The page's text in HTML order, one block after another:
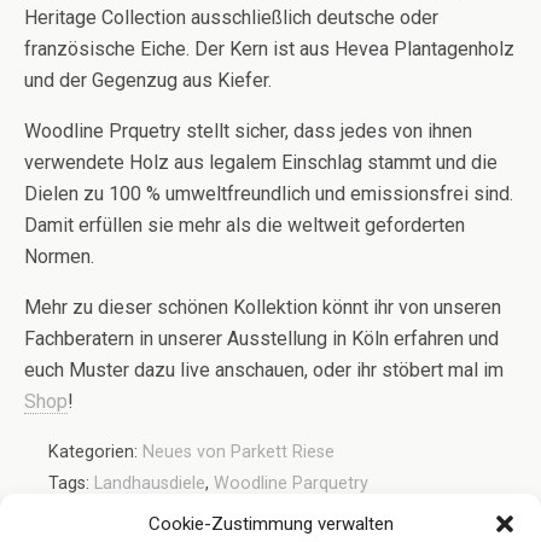
Cookie-Zustimmung verwalten
Heritage Collection ausschließlich deutsche oder
französische Eiche. Der Kern ist aus Hevea Plantagenholz
und der Gegenzug aus Kiefer.
Woodline Prquetry stellt sicher, dass jedes von ihnen
verwendete Holz aus legalem Einschlag stammt und die
Dielen zu 100 % umweltfreundlich und emissionsfrei sind.
Damit erfüllen sie mehr als die weltweit geforderten
Normen.
Mehr zu dieser schönen Kollektion könnt ihr von unseren
Fachberatern in unserer Ausstellung in Köln erfahren und
euch Muster dazu live anschauen, oder ihr stöbert mal im
Shop!
Kategorien: Neues von Parkett Riese
Tags: Landhausdiele, Woodline Parquetry